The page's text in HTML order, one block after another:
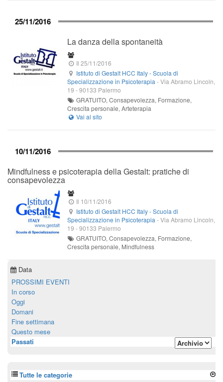
25/11/2016
La danza della spontaneità
Il 25/11/2016
Istituto di Gestalt HCC Italy - Scuola di
Specializzazione in Psicoterapia -Via Abramo Lincoln,
19 -90133 Palermo
GRATUITO, Consapevolezza, Formazione,
Crescita personale, Arteterapia
10/11/2016
Mindfulness e psicoterapia della Gestalt: pratiche di
consapevolezza
Il 10/11/2016
Istituto di Gestalt HCC Italy - Scuola di
Specializzazione in Psicoterapia -Via Abramo Lincoln,
19 -90133 Palermo
GRATUITO, Consapevolezza, Formazione,
Crescita personale, Mindfulness
Data
PROSSIMI EVENTI
In corso
Oggi
Domani
Fine settimana
Questo mese
Passati
Tutte le categorie